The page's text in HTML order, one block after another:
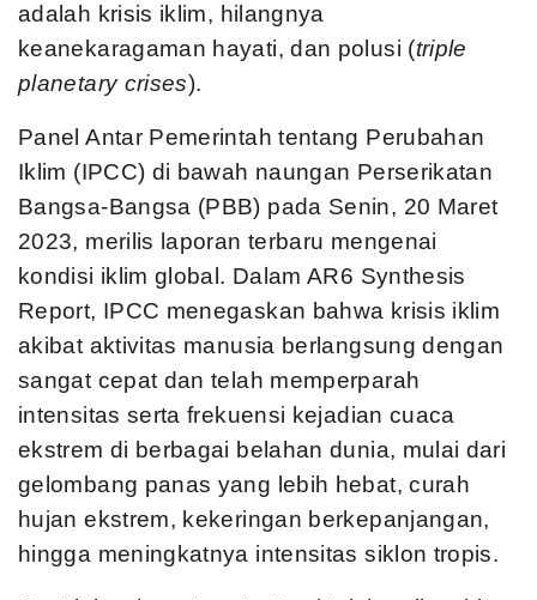
adalah krisis iklim, hilangnya
keanekaragaman hayati, dan polusi (triple
planetary crises).
Panel Antar Pemerintah tentang Perubahan
Iklim (IPCC) di bawah naungan Perserikatan
Bangsa-Bangsa (PBB) pada Senin, 20 Maret
2023, merilis laporan terbaru mengenai
kondisi iklim global. Dalam AR6 Synthesis
Report, IPCC menegaskan bahwa krisis iklim
akibat aktivitas manusia berlangsung dengan
sangat cepat dan telah memperparah
intensitas serta frekuensi kejadian cuaca
ekstrem di berbagai belahan dunia, mulai dari
gelombang panas yang lebih hebat, curah
hujan ekstrem, kekeringan berkepanjangan,
hingga meningkatnya intensitas siklon tropis.